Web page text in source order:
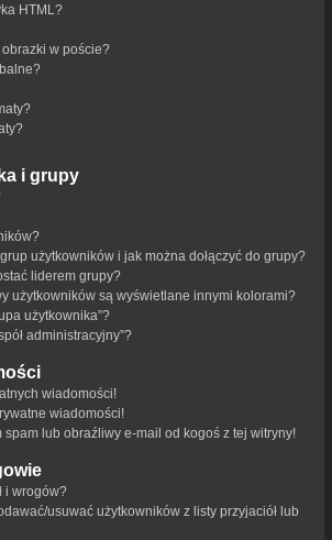
HTML?
w poście?
i grupy
użytkowników i jak można dołączyć do grupy?
liderem grupy?
użytkowników są wyświetlane innymi kolorami?
użytkownika”?
administracyjny”?
wiadomości!
wiadomości!
spam lub obraźliwy e-mail od kogoś z tej witryny!
i wrogów?
usuwać użytkowników z listy przyjaciół lub